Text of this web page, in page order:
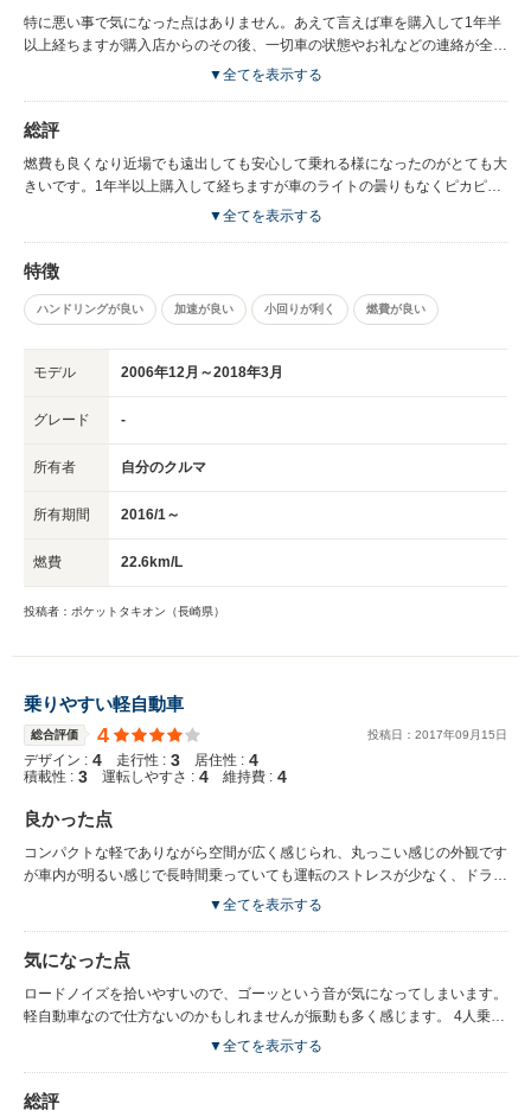
特に悪い事で気になった点はありません。あえて言えば車を購入して1年半
以上経ちますが購入店からのその後、一切車の状態やお礼などの連絡が全く
無かったと言う事が何となく残念な感じがしています。それが普通なのかも
す。まだまだ活躍してくれそうです。
▼全てを表示する
総評
燃費も良くなり近場でも遠出しても安心して乗れる様になったのがとても大
きいです。1年半以上購入して経ちますが車のライトの曇りもなくピカピカ
です。これと言って悪くなったところも無くとても嬉しいです。車の乗り心
しています。
▼全てを表示する
特徴
ハンドリングが良い 加速が良い 小回りが利く 燃費が良い
モデル 2006年12月～2018年3月
グレード -
所有者 自分のクルマ
所有期間 2016/1～
燃費 22.6km/L
投稿者：ポケットタキオン（長崎県）
乗りやすい軽自動車
総合評価 4 投稿日： 2017年09 月 15日
デザイン : 4 走行性 : 3 居住性 : 4
積載性 : 3 運転しやすさ : 4 維持費 : 4
良かった点
コンパクトな軽でありながら空間が広く感じられ、丸っこい感じの外観です
が車内が明るい感じで長時間乗っていても運転のストレスが少なく、ドライ
ブの楽しさを満喫できます。トランクスペースは狭いですが、後部座席が案
す。 車体が小さく小回りが利くので、買い物など街乗りするときはとても
運転しやすいです。 また、燃費が良く、高速道路やストップアンドゴーが
少ないときは思ったよりも良い燃費となります。
▼全てを表示する
気になった点
ロードノイズを拾いやすいので、ゴーッという音が気になってしまいます。
軽自動車なので仕方ないのかもしれませんが振動も多く感じます。 4人乗り
や重い荷物をたくさん積んでしまうと、エンジンの非力さが目立ってしま
▼全てを表示する
総評